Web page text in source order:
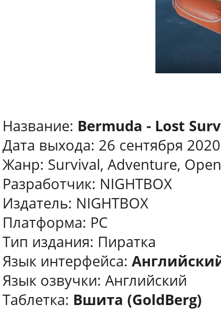
Название: Bermuda - Lost
Дата выхода: 26 сентября 2020
Жанр: Survival, Adventure,
Разработчик: NIGHTBOX
Издатель: NIGHTBOX
Платформа: PC
Тип издания: Пиратка
Язык интерфейса:
Язык озвучки: Английский
Таблетка: Вшита (GoldBerg)